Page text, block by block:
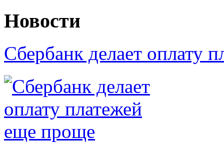
Новости
Сбербанк делает